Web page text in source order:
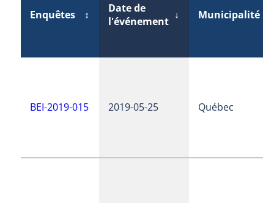
Enquêtes ↕
Date de
l'événement ↓ Municipalité
BEI-2019-015 2019-05-25 Québec